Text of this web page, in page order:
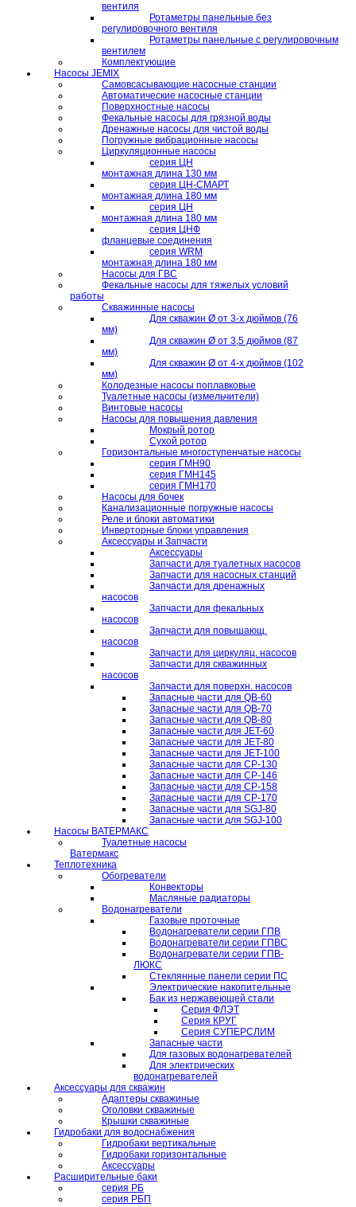
вентиля
Ротаметры панельные без
регулировочного вентиля
Ротаметры панельные с регулировочным
вентилем
Комплектующие
Насосы JEMIX
Самовсасывающие насосные станции
Автоматические насосные станции
Поверхностные насосы
Фекальные насосы для грязной воды
Дренажные насосы для чистой воды
Погружные вибрационные насосы
Циркуляционные насосы
серия ЦН
монтажная длина 130 мм
серия ЦН-СМАРТ
монтажная длина 180 мм
серия ЦН
монтажная длина 180 мм
серия ЦНФ
фланцевые соединения
серия WRM
монтажная длина 180 мм
Насосы для ГВС
Фекальные насосы для тяжелых условий
работы
Скважинные насосы
Для скважин Ø от 3-х дюймов (76
мм)
Для скважин Ø от 3,5 дюймов (87
мм)
Для скважин Ø от 4-х дюймов (102
мм)
Колодезные насосы поплавковые
Туалетные насосы (измельчители)
Винтовые насосы
Насосы для повышения давления
Мокрый ротор
Сухой ротор
Горизонтальные многоступенчатые насосы
серия ГМН90
серия ГМН145
серия ГМН170
Насосы для бочек
Канализационные погружные насосы
Реле и блоки автоматики
Инверторные блоки управления
Аксессуары и Запчасти
Аксессуары
Запчасти для туалетных насосов
Запчасти для насосных станций
Запчасти для дренажных
насосов
Запчасти для фекальных
насосов
Запчасти для повышающ.
насосов
Запчасти для циркуляц. насосов
Запчасти для скважинных
насосов
Запчасти для поверхн. насосов
Запасные части для QB-60
Запасные части для QB-70
Запасные части для QB-80
Запасные части для JET-60
Запасные части для JET-80
Запасные части для JET-100
Запасные части для CP-130
Запасные части для CP-146
Запасные части для CP-158
Запасные части для CP-170
Запасные части для SGJ-80
Запасные части для SGJ-100
Насосы ВАТЕРМАКС
Туалетные насосы
Ватермакс
Теплотехника
Обогреватели
Конвекторы
Масляные радиаторы
Водонагреватели
Газовые проточные
Водонагреватели серии ГПВ
Водонагреватели серии ГПВС
Водонагреватели серии ГПВ-
ЛЮКС
Стеклянные панели серии ПС
Электрические накопительные
Бак из нержавеющей стали
Серия ФЛЭТ
Серия КРУГ
Серия СУПЕРСЛИМ
Запасные части
Для газовых водонагревателей
Для электрических
водонагревателей
Аксессуары для скважин
Адаптеры скважиные
Оголовки скважиные
Крышки скважиные
Гидробаки для водоснабжения
Гидробаки вертикальные
Гидробаки горизонтальные
Аксессуары
Расширительные баки
серия РБ
серия РБП